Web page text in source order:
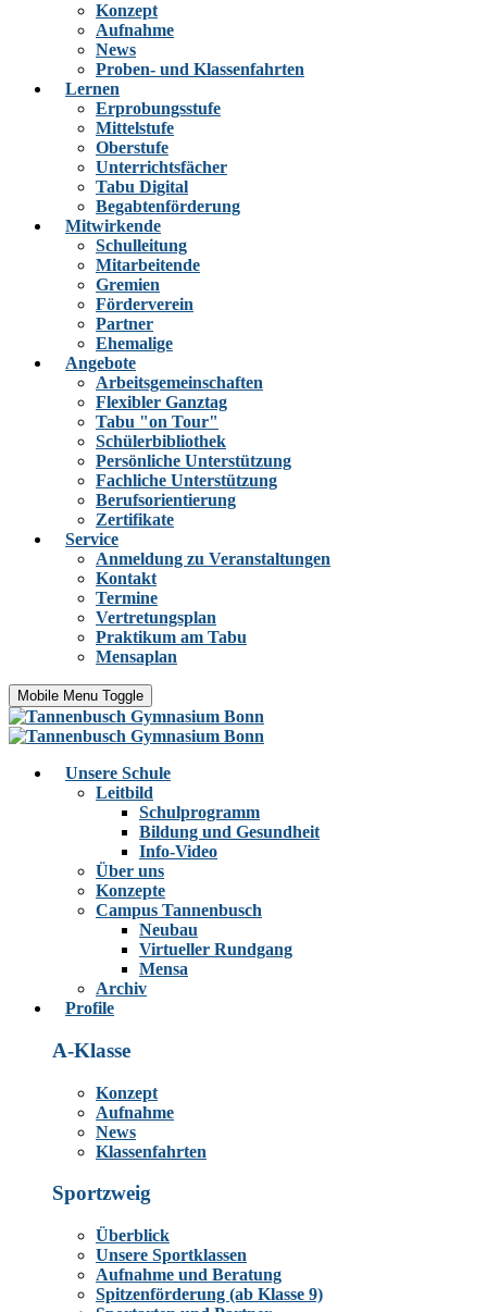
Konzept
Aufnahme
News
Proben- und Klassenfahrten
Lernen
Erprobungsstufe
Mittelstufe
Oberstufe
Unterrichtsfächer
Tabu Digital
Begabtenförderung
Mitwirkende
Schulleitung
Mitarbeitende
Gremien
Förderverein
Partner
Ehemalige
Angebote
Arbeitsgemeinschaften
Flexibler Ganztag
Tabu "on Tour"
Schülerbibliothek
Persönliche Unterstützung
Fachliche Unterstützung
Berufsorientierung
Zertifikate
Service
Anmeldung zu Veranstaltungen
Kontakt
Termine
Vertretungsplan
Praktikum am Tabu
Mensaplan
Mobile Menu Toggle
Unsere Schule
Leitbild
Schulprogramm
Bildung und Gesundheit
Info-Video
Über uns
Konzepte
Campus Tannenbusch
Neubau
Virtueller Rundgang
Mensa
Archiv
Profile
A-Klasse
Konzept
Aufnahme
News
Klassenfahrten
Sportzweig
Überblick
Unsere Sportklassen
Aufnahme und Beratung
Spitzenförderung (ab Klasse 9)